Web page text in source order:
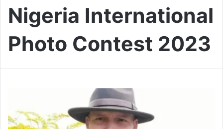
Nigeria International
Photo Contest 2023